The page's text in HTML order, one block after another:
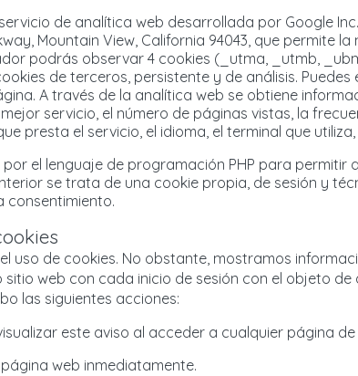
de analítica web desarrollada por Google
Mountain View, California 94043, que permite
podrás observar 4 cookies (_utma, _utmb,
de terceros, persistente y de análisis.
. A través de la analítica web se obtiene
servicio, el número de páginas vistas, la
presta el servicio, el idioma, el terminal que
el lenguaje de programación PHP para permitir
se trata de una cookie propia, de sesión y
consentimiento.
uso de cookies. No obstante, mostramos
web con cada inicio de sesión con el objeto
las siguientes acciones:
este aviso al acceder a cualquier página
web inmediatamente.